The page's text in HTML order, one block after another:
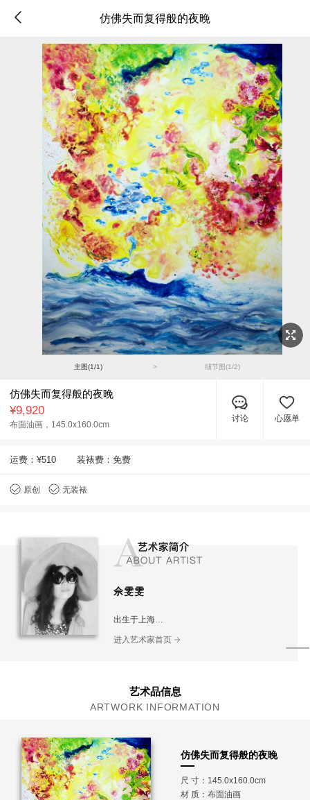
仿佛失而复得般的夜晚
主图(1/1) > 细节图(1/2)
仿佛失而复得般的夜晚
¥9,920
布面油画， 145.0x160.0cm
讨论 心愿单
运费： ¥510 装裱费：免费
原创 无装裱
佘雯雯
出生于上海
进入艺术家首页
艺术品信息
ARTWORK INFORMATION
仿佛失而复得般的夜晚
尺 寸：145.0x160.0cm
材 质： 布面油画